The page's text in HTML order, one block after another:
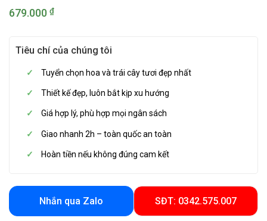
679.000 ₫
Tiêu chí của chúng tôi
Tuyển chọn hoa và trái cây tươi đẹp nhất
Thiết kế đẹp, luôn bắt kịp xu hướng
Giá hợp lý, phù hợp mọi ngân sách
Giao nhanh 2h – toàn quốc an toàn
Hoàn tiền nếu không đúng cam kết
Nhắn qua Zalo SĐT: 0342.575.007